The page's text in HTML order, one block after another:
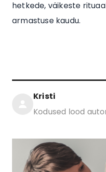
hetkede, väikeste
armastuse kaudu.
Kristi
Kodused lood